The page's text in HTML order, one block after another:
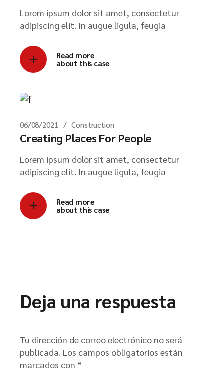
Lorem ipsum dolor sit amet, consectetur
adipiscing elit. In augue ligula, feugia
Read more
about this case
06/08/2021 Construction
Creating Places For People
Lorem ipsum dolor sit amet, consectetur
adipiscing elit. In augue ligula, feugia
Read more
about this case
Deja una respuesta
Tu dirección de correo electrónico no será
publicada. Los campos obligatorios están
marcados con *